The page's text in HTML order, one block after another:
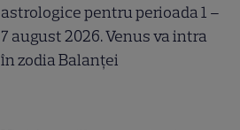
astrologice pentru perioada 1 –
7 august 2026. Venus va intra
în zodia Balanței